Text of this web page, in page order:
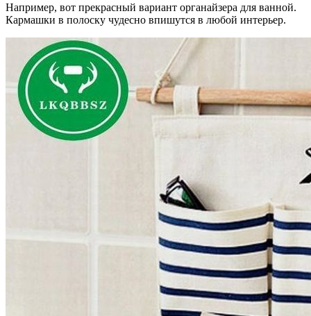
Например, вот прекрасный вариант органайзера для ванной.
Кармашки в полоску чудесно впишутся в любой интерьер.